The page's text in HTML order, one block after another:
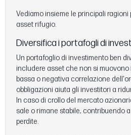
Vediamo insieme le principali
asset rifugio.
Diversifica i portafogli di
Un portafoglio di investimento ben
includere asset che non si muovono
bassa o negativa correlazione
obbligazioni aiuta gli investitori a
In caso di crollo del mercato
sale o rimane stabile, contribuendo
perdite.